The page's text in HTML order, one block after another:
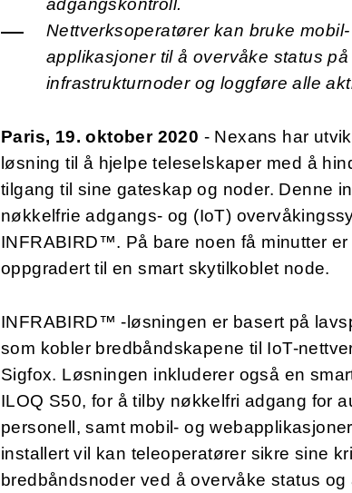
adgangskontroll.
Nettverksoperatører kan bruke
applikasjoner til å overvåke status på
infrastrukturnoder og loggføre alle
Paris, 19. oktober 2020 - Nexans har
løsning til å hjelpe teleselskaper med å
tilgang til sine gateskap og noder. Denne
nøkkelfrie adgangs- og (IoT)
INFRABIRD™. På bare noen få minutter
oppgradert til en smart skytilkoblet node.
INFRABIRD™ -løsningen er basert på
som kobler bredbåndskapene til IoT-
Sigfox. Løsningen inkluderer også en
ILOQ S50, for å tilby nøkkelfri adgang for
personell, samt mobil- og
installert vil kan teleoperatører sikre sine
bredbåndsnoder ved å overvåke status og